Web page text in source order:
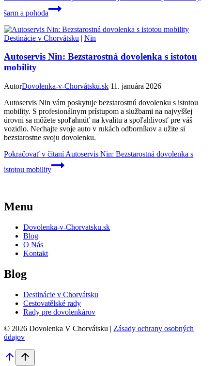
šarm a pohoda
Destinácie v Chorvátsku | Nin
Autoservis Nin: Bezstarostná dovolenka s istotou
mobility
AutorDovolenka-v-Chorvátsku.sk 11. januára 2026
Autoservis Nin vám poskytuje bezstarostnú dovolenku s istotou
mobility. S profesionálnym prístupom a službami na najvyššej
úrovni sa môžete spoľahnúť na kvalitu a spoľahlivosť pre váš
vozidlo. Nechajte svoje auto v rukách odborníkov a užite si
bezstarostne svoju dovolenku.
Pokračovať v čítaníAutoservis Nin: Bezstarostná dovolenka s
istotou mobility
Menu
Dovolenka-v-Chorvatsku.sk
Blog
O Nás
Kontakt
Blog
Destinácie v Chorvátsku
Cestovatělské rady
Rady pre dovolenkárov
© 2026 Dovolenka V Chorvátsku | Zásady ochrany osobných
údajov